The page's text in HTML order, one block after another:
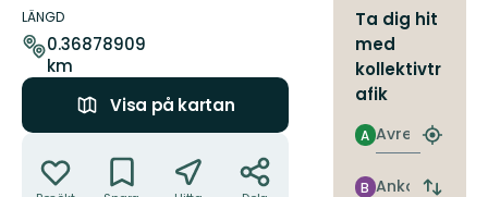
om
leden
LÄNGD
0.36878909
km
Visa på kartan
Ta dig hit
med
kollektivtr
afik
Avresa
A
Hitta
Ankomst
B